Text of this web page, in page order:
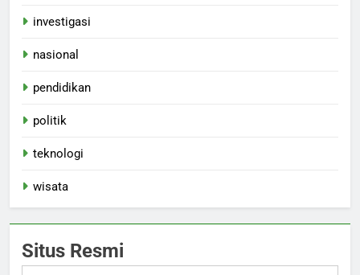
investigasi
nasional
pendidikan
politik
teknologi
wisata
Situs Resmi